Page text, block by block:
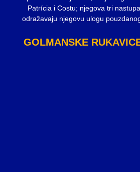
Patrícia i Costu; njegova tri
odražavaju njegovu ulogu
GOLMANSKE